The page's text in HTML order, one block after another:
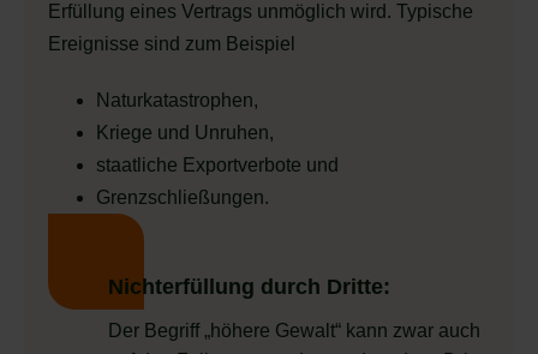
Erfüllung eines Vertrags unmöglich wird. Typische
Ereignisse sind zum Beispiel
Naturkatastrophen,
Kriege und Unruhen,
staatliche Exportverbote und
Grenzschließungen.
Nichterfüllung durch Dritte:
Der Begriff „höhere Gewalt“ kann zwar auch